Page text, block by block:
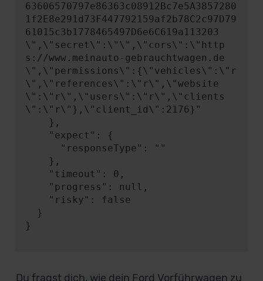
63606570797e86363c08912Bc7e5A3857280
1f2E8e291d73F447792159af2b78C2c97D79
61015c3b1778465497D6e6C619a113203
\",\"secret\":\"\",\"cors\":\"http
s://www.meinauto-gebrauchtwagen.de
\",\"permissions\":{\"vehicles\":\"r
\",\"references\":\"r\",\"website
\":\"r\",\"users\":\"r\",\"clients
\":\"r\"},\"client_id\":2176}"
}
Du fragst dich, wie dein Ford Vorführwagen zu